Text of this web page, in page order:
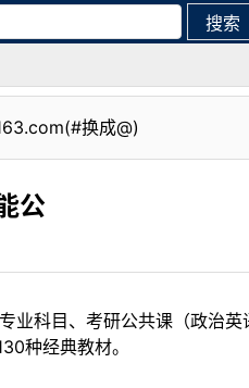
搜索
换成@)
公
科目、考研公共课（政治
种经典教材。